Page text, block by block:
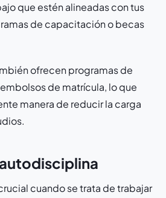
que estén alineadas con tus
de capacitación o becas
ofrecen programas de
de matrícula, lo que
manera de reducir la carga
cuando se trata de trabajar